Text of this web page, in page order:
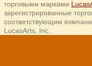
торговыми марками
зарегистрированные
соответствующим
LucasArts, Inc.